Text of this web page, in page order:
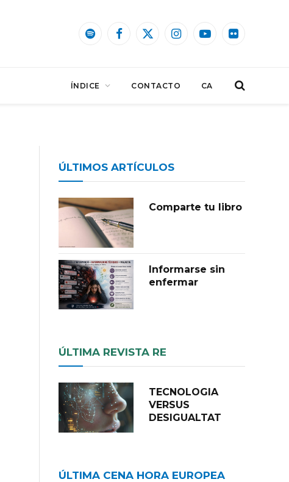
SpotifyFacebook
X
InstagramYouTubeFlickr
ÍNDICE CONTACTO CA
ÚLTIMOS ARTÍCULOS
Comparte tu libro
Informarse sin
enfermar
ÚLTIMA REVISTA RE
TECNOLOGIA
VERSUS
DESIGUALTAT
ÚLTIMA CENA HORA EUROPEA